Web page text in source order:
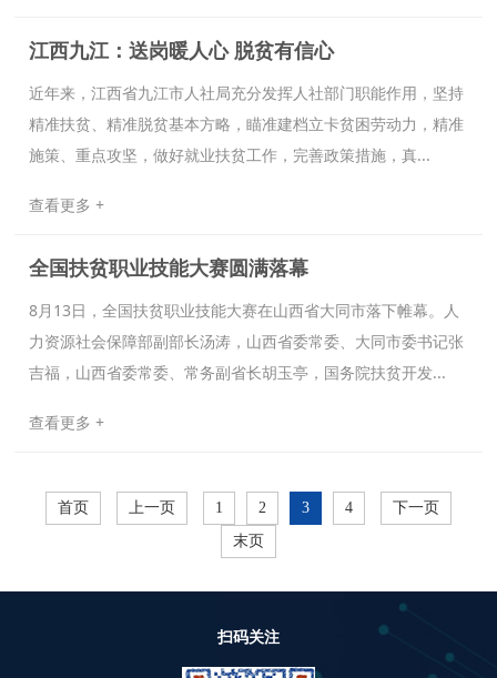
江西九江：送岗暖人心 脱贫有信心
近年来，江西省九江市人社局充分发挥人社部门职能作用，坚持
精准扶贫、精准脱贫基本方略，瞄准建档立卡贫困劳动力，精准
施策、重点攻坚，做好就业扶贫工作，完善政策措施，真...
查看更多 +
全国扶贫职业技能大赛圆满落幕
8月13日，全国扶贫职业技能大赛在山西省大同市落下帷幕。人
力资源社会保障部副部长汤涛，山西省委常委、大同市委书记张
吉福，山西省委常委、常务副省长胡玉亭，国务院扶贫开发...
查看更多 +
首页 上一页 1 2 3 4
下一页
末页
扫码关注